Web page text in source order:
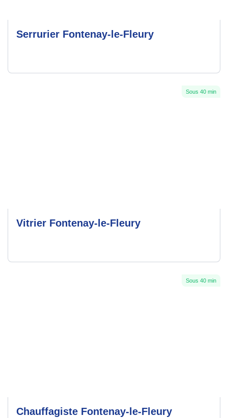
Serrurier Fontenay-le-Fleury
Sous 40 min
Vitrier Fontenay-le-Fleury
Sous 40 min
Chauffagiste Fontenay-le-Fleury